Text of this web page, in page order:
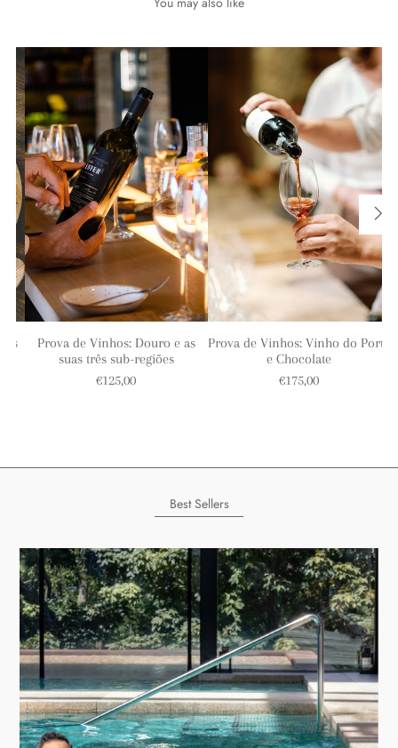
Prova de Vinhos: Douro e as
suas três sub-regiões
€125,00
Prova de Vinhos: Vinho do Porto
e Chocolate
€175,00
Best Sellers